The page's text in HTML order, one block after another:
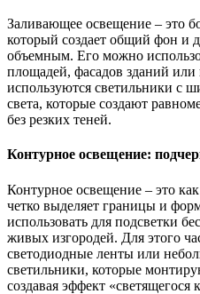
Заливающее освещение – это
который создает общий фон и
объемным. Его можно
площадей, фасадов зданий или
используются светильники с
света, которые создают
без резких теней.
Контурное освещение:
Контурное освещение – это
четко выделяет границы и
использовать для подсветки
живых изгородей. Для этого
светодиодные ленты или
светильники, которые
создавая эффект «светящегося